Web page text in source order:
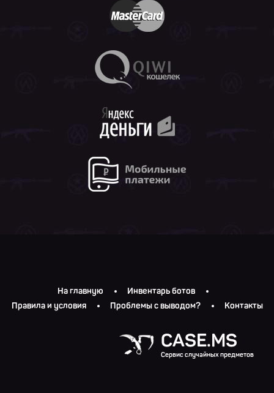
На главную
Инвентарь ботов
Правила и условия
Проблемы с выводом? Контакты
CASE.MS
Сервис случайных предметов